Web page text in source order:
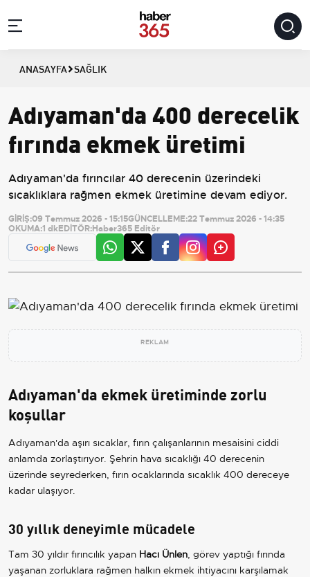
ANASAYFA SAĞLIK
Adıyaman'da 400 derecelik
fırında ekmek üretimi
Adıyaman'da fırıncılar 40 derecenin üzerindeki
sıcaklıklara rağmen ekmek üretimine devam ediyor.
GİRİŞ:09 Temmuz 2026 - 15:15GÜNCELLEME:22 Temmuz 2026 - 14:35
OKUMA:1 dkEDİTÖR:Haber365 Editör
REKLAM
Adıyaman'da ekmek üretiminde zorlu
koşullar
Adıyaman'da aşırı sıcaklar, fırın çalışanlarının mesaisini ciddi
anlamda zorlaştırıyor. Şehrin hava sıcaklığı 40 derecenin
üzerinde seyrederken, fırın ocaklarında sıcaklık 400 dereceye
kadar ulaşıyor.
30 yıllık deneyimle mücadele
Tam 30 yıldır fırıncılık yapan Hacı Ünlen , görev yaptığı fırında
yaşanan zorluklara rağmen halkın ekmek ihtiyacını karşılamak